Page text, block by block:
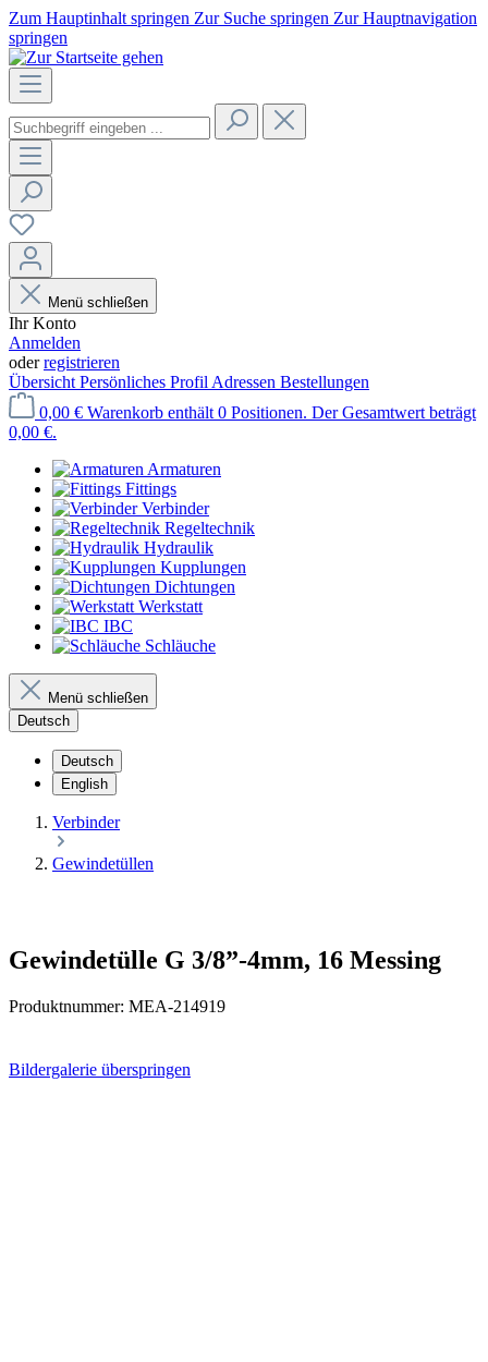
Zum Hauptinhalt springen Zur Suche springen Zur Hauptnavigation
springen
Menü schließen
Ihr Konto
Anmelden
oderregistrieren
Übersicht Persönliches Profil Adressen Bestellungen
0,00 € Warenkorb enthält 0 Positionen. Der Gesamtwert beträgt
0,00 €.
Armaturen
Fittings
Verbinder
Regeltechnik
Hydraulik
Kupplungen
Dichtungen
Werkstatt
IBC
Schläuche
Menü schließen
Deutsch
Deutsch
English
Verbinder
Gewindetüllen
Gewindetülle G 3/8”-4mm, 16 Messing
Produktnummer: MEA-214919
Bildergalerie überspringen